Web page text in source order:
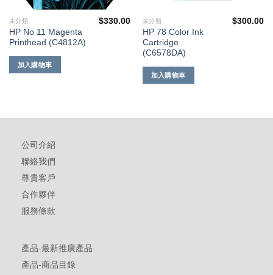
未分類
HP No 11 Magenta
Printhead (C4812A)
$330.00
加入購物車
未分類
HP 78 Color Ink
Cartridge
(C6578DA)
$300.00
加入購物車
公司介紹
聯絡我們
尊貴客戶
合作夥伴
服務條款
產品-最新推廣產品
產品-商品目錄